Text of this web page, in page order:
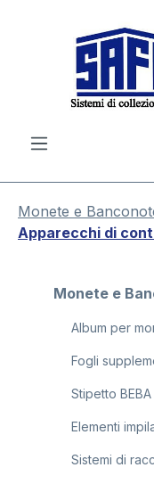
Monete e
Apparecchi di
Monete e
Album per
Fogli
Stipetto BEBA
Elementi
Sistemi di